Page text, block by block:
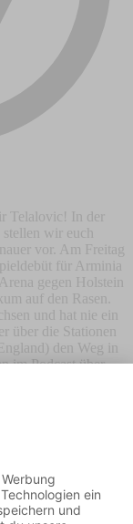
Telalovic! In der
stellen wir euch
vor. Am Freitag
für Arminia
gegen Holstein
auf den Rasen.
und hat nie ein
über die Stationen
den Weg in
im Podcast über
Hören!
Jara